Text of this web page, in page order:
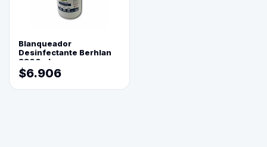
Blanqueador
Desinfectante Berhlan
3800ml
$6.906